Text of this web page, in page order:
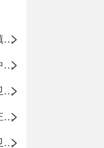
博山区博山镇中心卫生院（南院区、北院区）
博山区池上中心卫生院
博山区山头卫生院
博山区夏家庄卫生院
博山区机关卫生所